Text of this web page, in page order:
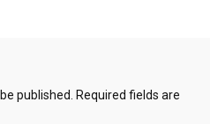
published. Required fields are